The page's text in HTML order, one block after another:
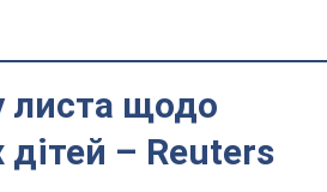
листа щодо
– Reuters